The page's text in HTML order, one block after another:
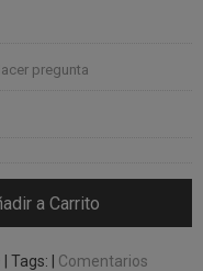
pregunta
a Carrito
| Tags: | Comentarios